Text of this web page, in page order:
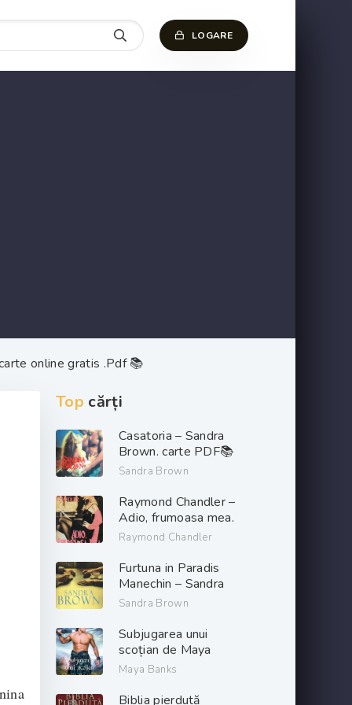
LOGARE
online gratis .Pdf 📚
Top cărți
Casatoria – Sandra
Brown. carte PDF📚
Sandra Brown
Raymond Chandler –
Adio, frumoasa mea.
PDF📚
Raymond Chandler
Furtuna in Paradis
Manechin – Sandra
Brown. PDF📚
Sandra Brown
Subjugarea unui
scoțian de Maya
Banks descarcă carți
gratis .pdf 📖
Maya Banks
Biblia pierdută